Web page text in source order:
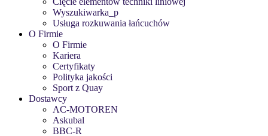
Wyszukiwarka_p
Usługa rozkuwania łańcuchów
O Firmie
O Firmie
Kariera
Certyfikaty
Polityka jakości
Sport z Quay
Dostawcy
AC-MOTOREN
Askubal
BBC-R